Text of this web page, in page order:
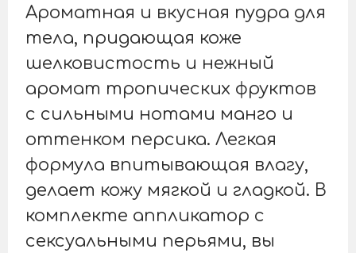
Ароматная и вкусная пудра для
тела, придающая коже
шелковистость и нежный
аромат тропических фруктов
с сильными нотами манго и
оттенком персика. Легкая
формула впитывающая влагу,
делает кожу мягкой и гладкой. В
комплекте аппликатор с
сексуальными перьями, вы